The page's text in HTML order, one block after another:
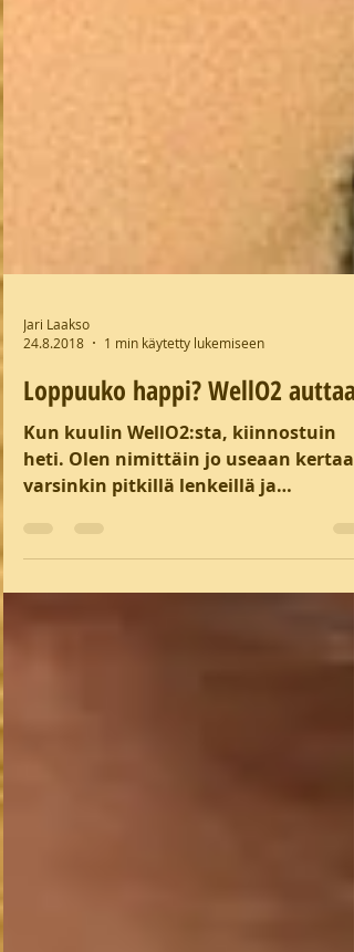
Jari Laakso
24.8.2018
1 min käytetty lukemiseen
Loppuuko happi? WellO2 auttaa!
Kun kuulin WellO2:sta, kiinnostuin
varsinaisilla maratoneilla...